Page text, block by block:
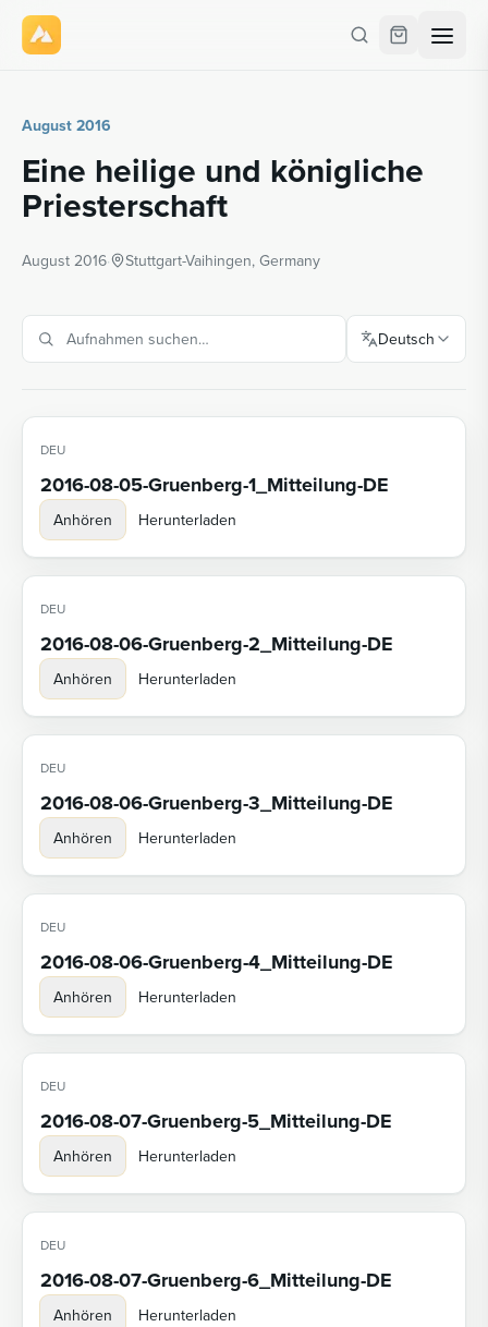
August 2016
Eine heilige und königliche
Priesterschaft
August 2016· Stuttgart-Vaihingen, Germany
Deutsch
DEU
2016-08-05-Gruenberg-1_Mitteilung-DE
Anhören Herunterladen
DEU
2016-08-06-Gruenberg-2_Mitteilung-DE
Anhören Herunterladen
DEU
2016-08-06-Gruenberg-3_Mitteilung-DE
Anhören Herunterladen
DEU
2016-08-06-Gruenberg-4_Mitteilung-DE
Anhören Herunterladen
DEU
2016-08-07-Gruenberg-5_Mitteilung-DE
Anhören Herunterladen
DEU
2016-08-07-Gruenberg-6_Mitteilung-DE
Anhören Herunterladen